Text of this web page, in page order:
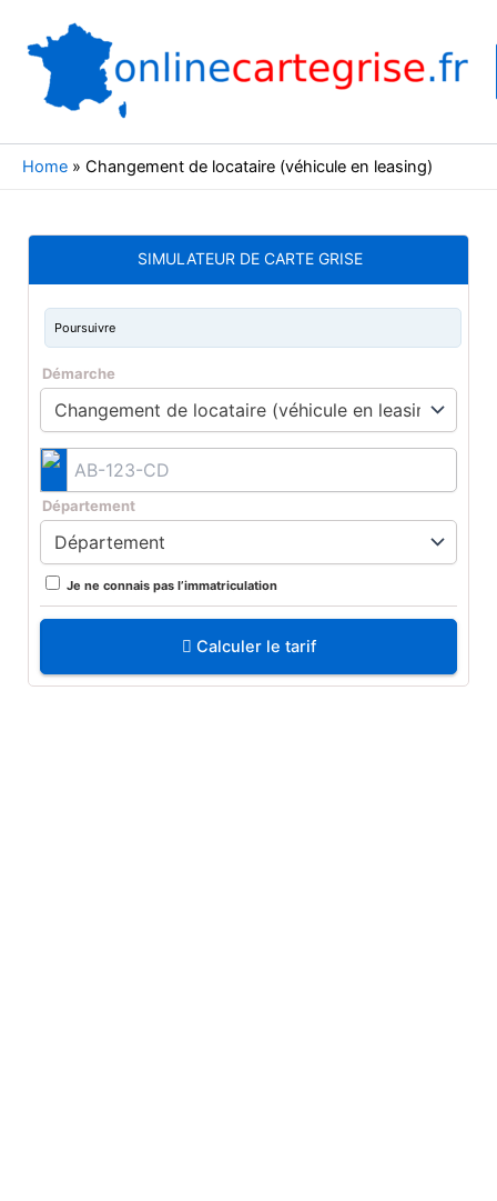
contenu
Home » Changement de locataire (véhicule en leasing)
SIMULATEUR DE CARTE GRISE
Poursuivre
Démarche
Département
Je ne connais pas l’immatriculation
Calculer le tarif